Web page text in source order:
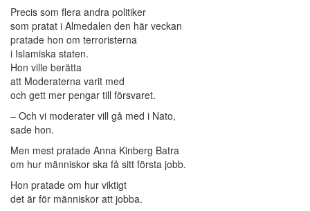
Precis som flera andra politiker
som pratat i Almedalen den här veckan
pratade hon om terroristerna
i Islamiska staten.
Hon ville berätta
att Moderaterna varit med
och gett mer pengar till försvaret.
– Och vi moderater vill gå med i Nato,
sade hon.
Men mest pratade Anna Kinberg Batra
om hur människor ska få sitt första jobb.
Hon pratade om hur viktigt
det är för människor att jobba.